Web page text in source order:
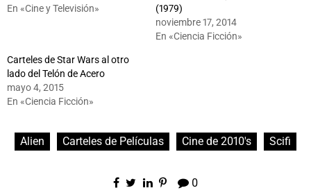
En «Cine y Televisión»
(1979)
noviembre 17, 2014
En «Ciencia Ficción»
Carteles de Star Wars al otro
lado del Telón de Acero
mayo 4, 2015
En «Ciencia Ficción»
Alien Carteles de Películas Cine de 2010's Scifi
0